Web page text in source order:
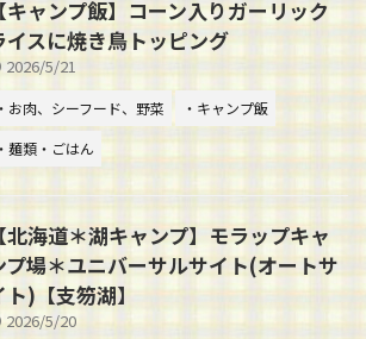
【キャンプ飯】コーン入りガーリック
イスに焼き鳥トッピング
2026/5/21
・お肉、シーフード、野菜
・キャンプ飯
・麺類・ごはん
【北海道＊湖キャンプ】モラップキャ
プ場＊ユニバーサルサイト(オートサ
ト)【支笏湖】
2026/5/20